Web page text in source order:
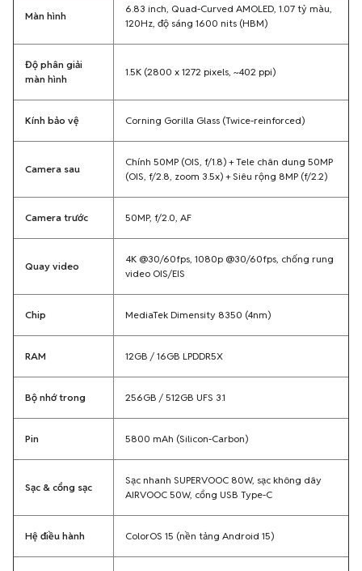
Màn hình
6.83 inch, Quad-Curved AMOLED, 1.07 tỷ màu,
120Hz, độ sáng 1600 nits (HBM)
Độ phân giải
màn hình
1.5K (2800 x 1272 pixels, ~402 ppi)
Kính bảo vệ Corning Gorilla Glass (Twice-reinforced)
Camera sau
Chính 50MP (OIS, f/1.8) + Tele chân dung 50MP
(OIS, f/2.8, zoom 3.5x) + Siêu rộng 8MP (f/2.2)
Camera trước 50MP, f/2.0, AF
Quay video
4K @30/60fps, 1080p @30/60fps, chống rung
video OIS/EIS
Chip MediaTek Dimensity 8350 (4nm)
RAM 12GB / 16GB LPDDR5X
Bộ nhớ trong 256GB / 512GB UFS 3.1
Pin 5800 mAh (Silicon-Carbon)
Sạc & cổng sạc
Sạc nhanh SUPERVOOC 80W, sạc không dây
AIRVOOC 50W, cổng USB Type-C
Hệ điều hành ColorOS 15 (nền tảng Android 15)